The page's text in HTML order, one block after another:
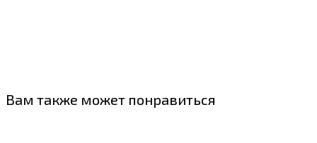
Вам также может понравиться